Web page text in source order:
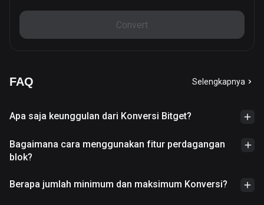
Convert
FAQ Selengkapnya
Apa saja keunggulan dari Konversi Bitget?
Bagaimana cara menggunakan fitur perdagangan
blok?
Berapa jumlah minimum dan maksimum Konversi?